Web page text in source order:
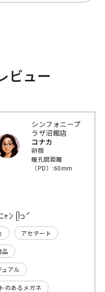
ビュー
シンフォニープ
ラザ沼館店
コナカ
卵顔
瞳孔間距離
（PD）:60mm
ｬﾝ ᥫ᭡ˊ
アセテート
品
ュアル
のあるメガネ